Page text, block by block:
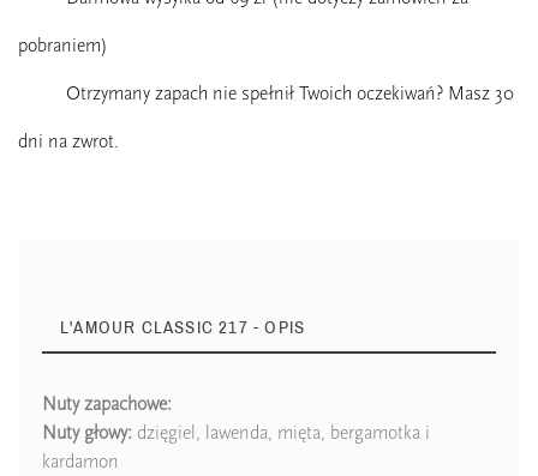
pobraniem)
Otrzymany zapach nie spełnił Twoich oczekiwań? Masz 30
dni na zwrot.
L'AMOUR CLASSIC 217 - OPIS
Nuty zapachowe:
Nuty głowy: dzięgiel, lawenda, mięta, bergamotka i
kardamon
Zaperfumowanie 22%